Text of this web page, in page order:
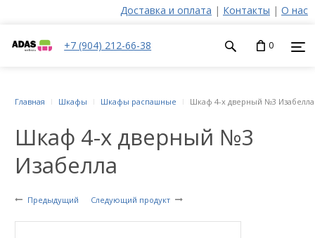
Доставка и оплата | Контакты | О нас
+7 (904) 212-66-38 0
Шкаф 4-х дверный №3
Изабелла
Предыдущий Следующий продукт
Главная Шкафы Шкафы распашные Шкаф 4-х дверный №3 Изабелла